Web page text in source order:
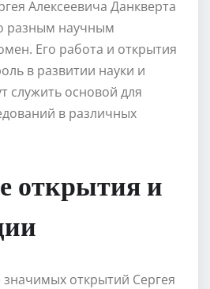
Алексеевича Данкверта
разным научным
Его работа и открытия
в развитии науки и
служить основой для
в различных
открытия и
открытий Сергея